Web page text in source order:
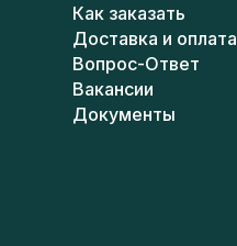
Как заказать
Доставка и оплата
Вопрос-Ответ
Вакансии
Документы